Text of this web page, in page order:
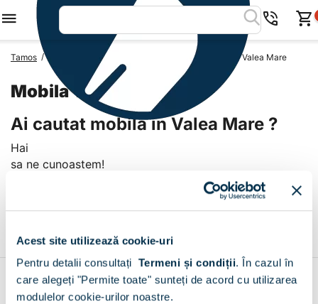
Acest site utilizează cookie-uri
Pentru detalii consultați Termeni și condiții. În cazul în
care alegeți "Permite toate" sunteți de acord cu utilizarea
modulelor cookie-urilor noastre.
Tamos / Mobila Romania Mobila Judetul Dolj Mobila Valea Mare
Mobila Valea Mare
Ai cautat mobila in Valea Mare ?
Hai
sa ne cunoastem!
+
Contul meu